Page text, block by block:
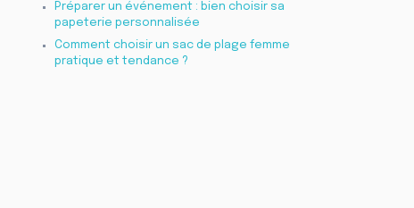
Préparer un événement : bien choisir sa
papeterie personnalisée
Comment choisir un sac de plage femme
pratique et tendance ?